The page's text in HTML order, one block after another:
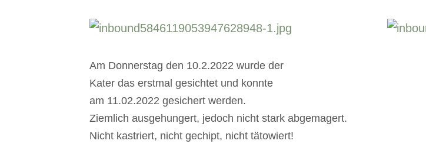
Am Donnerstag den 10.2.2022 wurde der
Kater das erstmal gesichtet und konnte
am 11.02.2022 gesichert werden.
Ziemlich ausgehungert, jedoch nicht stark abgemagert.
Nicht kastriert, nicht gechipt, nicht tätowiert!